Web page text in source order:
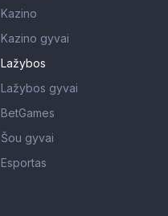
Kazino
Kazino gyvai
Lažybos
Lažybos gyvai
BetGames
Šou gyvai
Esportas